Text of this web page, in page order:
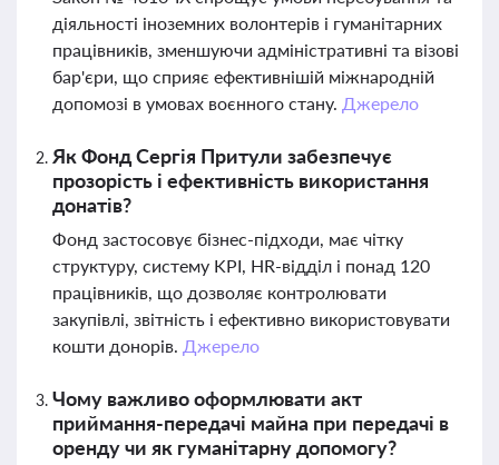
діяльності іноземних волонтерів і гуманітарних
працівників, зменшуючи адміністративні та візові
бар'єри, що сприяє ефективнішій міжнародній
допомозі в умовах воєнного стану. Джерело
Як Фонд Сергія Притули забезпечує
прозорість і ефективність використання
донатів?
Фонд застосовує бізнес-підходи, має чітку
структуру, систему KPI, HR-відділ і понад 120
працівників, що дозволяє контролювати
закупівлі, звітність і ефективно використовувати
кошти донорів. Джерело
Чому важливо оформлювати акт
приймання-передачі майна при передачі в
оренду чи як гуманітарну допомогу?